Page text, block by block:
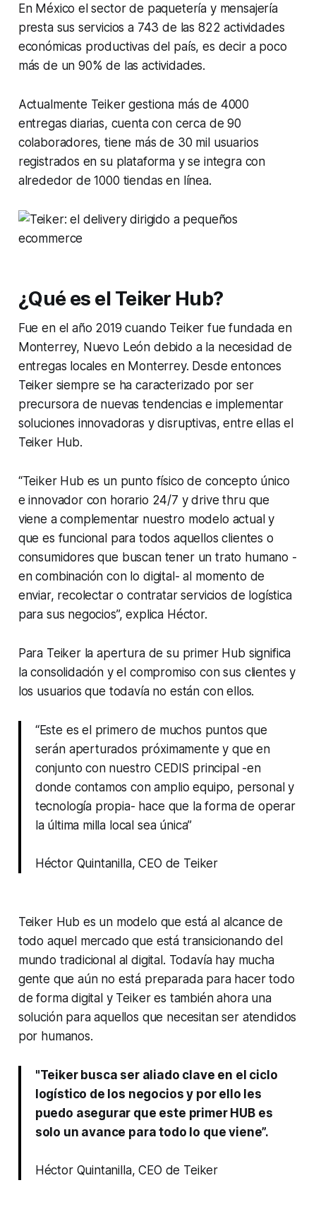
En México el sector de paquetería y mensajería
presta sus servicios a 743 de las 822 actividades
económicas productivas del país, es decir a poco
más de un 90% de las actividades.
Actualmente Teiker gestiona más de 4000
entregas diarias, cuenta con cerca de 90
colaboradores, tiene más de 30 mil usuarios
registrados en su plataforma y se integra con
alrededor de 1000 tiendas en línea.
¿Qué es el Teiker Hub?
Fue en el año 2019 cuando Teiker fue fundada en
Monterrey, Nuevo León debido a la necesidad de
entregas locales en Monterrey. Desde entonces
Teiker siempre se ha caracterizado por ser
precursora de nuevas tendencias e implementar
soluciones innovadoras y disruptivas, entre ellas el
Teiker Hub.
“Teiker Hub es un punto físico de concepto único
e innovador con horario 24/7 y drive thru que
viene a complementar nuestro modelo actual y
que es funcional para todos aquellos clientes o
consumidores que buscan tener un trato humano -
en combinación con lo digital- al momento de
enviar, recolectar o contratar servicios de logística
para sus negocios”, explica Héctor.
Para Teiker la apertura de su primer Hub significa
la consolidación y el compromiso con sus clientes y
los usuarios que todavía no están con ellos.
“Este es el primero de muchos puntos que
serán aperturados próximamente y que en
conjunto con nuestro CEDIS principal -en
donde contamos con amplio equipo, personal y
tecnología propia- hace que la forma de operar
la última milla local sea única”
Héctor Quintanilla, CEO de Teiker
Teiker Hub es un modelo que está al alcance de
todo aquel mercado que está transicionando del
mundo tradicional al digital. Todavía hay mucha
gente que aún no está preparada para hacer todo
de forma digital y Teiker es también ahora una
solución para aquellos que necesitan ser atendidos
por humanos.
"Teiker busca ser aliado clave en el ciclo
logístico de los negocios y por ello les
puedo asegurar que este primer HUB es
solo un avance para todo lo que viene”.
Héctor Quintanilla, CEO de Teiker